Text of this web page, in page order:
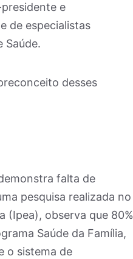
e
de especialistas
Saúde.
desses
falta de
pesquisa realizada no
(Ipea), observa que 80%
Saúde da Família,
o sistema de